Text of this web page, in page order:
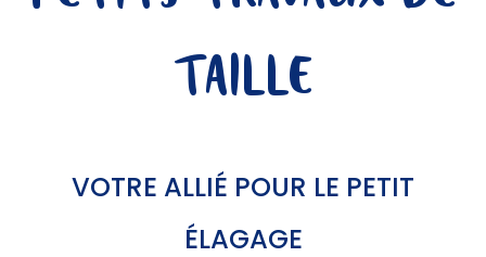
TAILLE
VOTRE ALLIÉ POUR LE PETIT
ÉLAGAGE